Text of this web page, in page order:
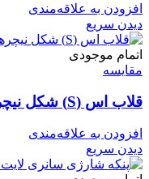
افزودن به علاقه‌مندی
دیدن سریع
اتمام موجودی
مقایسه
قلاب اس (S) شکل نیچرهایک سایز متوسط
افزودن به علاقه‌مندی
دیدن سریع